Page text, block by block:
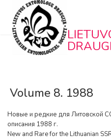
Volume 8. 1988
Новые и редкие для Литовской
описания 1988 г.
New and Rare for the Lithuanian